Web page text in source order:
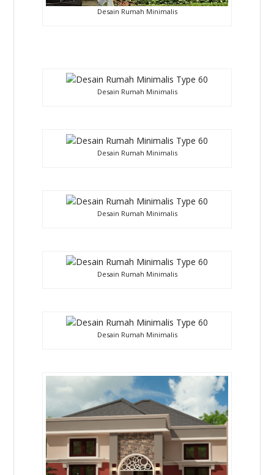
Desain Rumah Minimalis
Desain Rumah Minimalis
Desain Rumah Minimalis
Desain Rumah Minimalis
Desain Rumah Minimalis
Desain Rumah Minimalis